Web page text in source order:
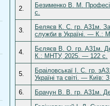
2.
Безименко В. М.
с.
3.
Беляєв К. С. гр. А31м.
служби в Україні. — К.:
4.
Бєляєв В. О. гр. A31м.
К.: МНТУ, 2025. — 122 с.
5.
Браіловськаї І. С. гр.
Україні та світі. —
6.
Брачун В. В. гр. А31м.